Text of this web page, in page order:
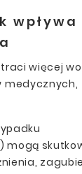
wpływa
więcej
medycznych,
mogą